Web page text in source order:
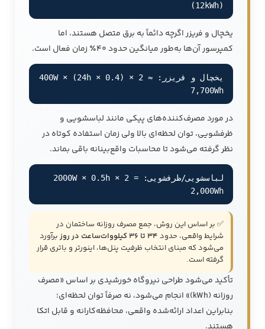
(12kWh)
یخچال و فریزر اگرچه دائماً به برق متصل هستند، اما
کمپرسور آن‌ها به‌طور میانگین حدود 40٪ زمان فعال است.
یخچال و فریزر: 400W × (24h × 0.4) × 2 ≈
7,700Wh
در مورد مصرف‌کننده‌های پیکی مانند لباسشویی و
ظرفشویی، توان لحظه‌ای بالا ولی زمان استفاده کوتاه در
نظر گرفته می‌شود تا محاسبات واقع‌بینانه باقی بماند.
لباسشویی/ظرفشویی: 2000W × 0.5h × 2 =
2,000Wh
✅ بر اساس این روش، جمع مصرف روزانه ساختمان در
شرایط واقعی، حدود 34 تا 36 کیلووات‌ساعت در روز
برآورد
می‌شود که مبنای انتخاب ظرفیت پنل‌ها، اینورتر و باتری قرار
گرفته است.
تأکید می‌شود طراحی نیروگاه خورشیدی بر اساس «مصرف
روزانه (kWh)» انجام می‌شود، نه صرفاً توان لحظه‌ای؛
بنابراین اعداد ارائه‌شده واقعی، محافظه‌کارانه و قابل اتکا